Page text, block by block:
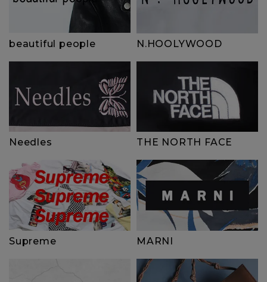
beautiful people N.HOOLYWOOD
Needles THE NORTH FACE
Supreme MARNI